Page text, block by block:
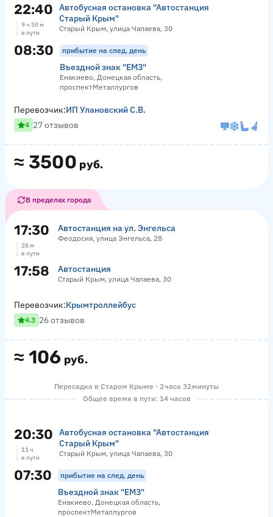
22:40
Автобусная остановка "Автостанция
Старый Крым"
Старый Крым, улица Чапаева, 30
9 ч 50 м
в пути
08:30 прибытие на след. день
Въездной знак "ЕМЗ"
Енакиево, Донецкая область,
проспектМеталлургов
≈ 3500 руб.
Перевозчик:ИП Улановский С.В.
4 27 отзывов
В пределах города
17:30 Автостанция на ул. Энгельса
Феодосия, улица Энгельса, 28
28 м
в пути
17:58 Автостанция
Старый Крым, улица Чапаева, 30
≈ 106 руб.
Перевозчик:Крымтроллейбус
4.3 26 отзывов
Пересадка в Старом Крыме · 2 часа 32 минуты
Общее время в пути: 14 часов
20:30
Автобусная остановка "Автостанция
Старый Крым"
Старый Крым, улица Чапаева, 30
11 ч
в пути
07:30 прибытие на след. день
Въездной знак "ЕМЗ"
Енакиево, Донецкая область,
проспектМеталлургов